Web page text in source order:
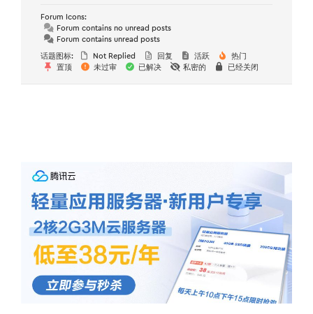
Forum Icons:
Forum contains no unread posts
Forum contains unread posts
话题图标: Not Replied 回复 活跃
热门
置顶
未过审 已解决 私密的 已经关闭